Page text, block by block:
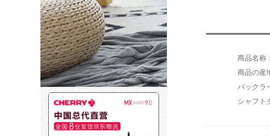
商品名称
商品の産
バックラ
シャフト